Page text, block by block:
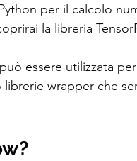
per il calcolo
la libreria
essere utilizzata
wrapper che